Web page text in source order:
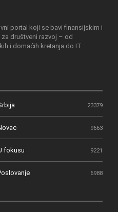
portal koji se bavi finansijskim i
društveni razvoj – od
i domaćih kretanja do IT
23379
9663
fokusu 9221
6988